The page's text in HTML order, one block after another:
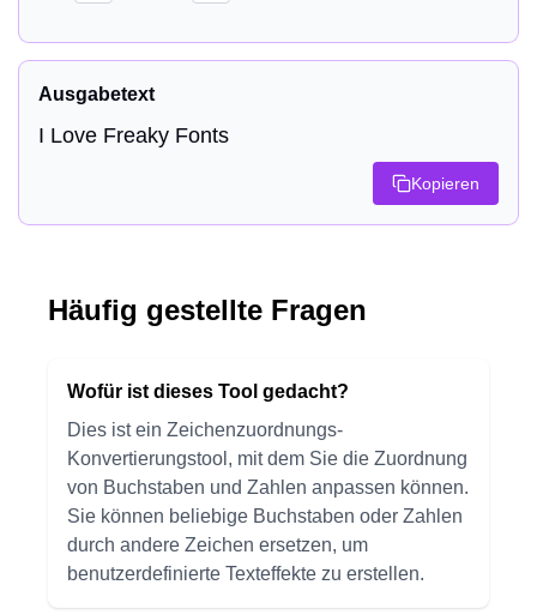
Ausgabetext
I Love Freaky Fonts
Kopieren
Häufig gestellte Fragen
Wofür ist dieses Tool gedacht?
Dies ist ein Zeichenzuordnungs-
Konvertierungstool, mit dem Sie die Zuordnung
von Buchstaben und Zahlen anpassen können.
Sie können beliebige Buchstaben oder Zahlen
durch andere Zeichen ersetzen, um
benutzerdefinierte Texteffekte zu erstellen.